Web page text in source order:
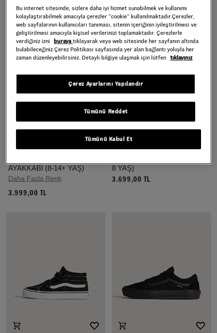
AYAKKABI (8-14+ YAŞ)
Daha Fazla Renk
3.999,00 TL
8 YAŞ)
3.699,00 TL
Bu internet sitesinde, sizlere daha iyi hizmet sunabilmek ve kullanımı
kolaylaştırabilmek amacıyla çerezler ”cookie” kullanılmaktadır.Çerezler,
web sayfalarının kullanıcıları tanıması, sitenin içeriğinin iyileştirilmesi ve
geliştirilmesi amacıyla kişisel verilerinizi toplamaktadır. Çerezlerle
verdiğiniz izni
burayatıklayarak veya web sitesinde her sayfanın altında
bulabileceğiniz Çerez Politikası sayfasında yer alan bağlantı yoluyla her
zaman düzenleyebilirsiniz. Detaylı bilgiye ulaşmak için lütfen tıklayınız
Tümünü Reddet
Tümünü Kabul Et
Çerez Ayarlarını Yapılandır